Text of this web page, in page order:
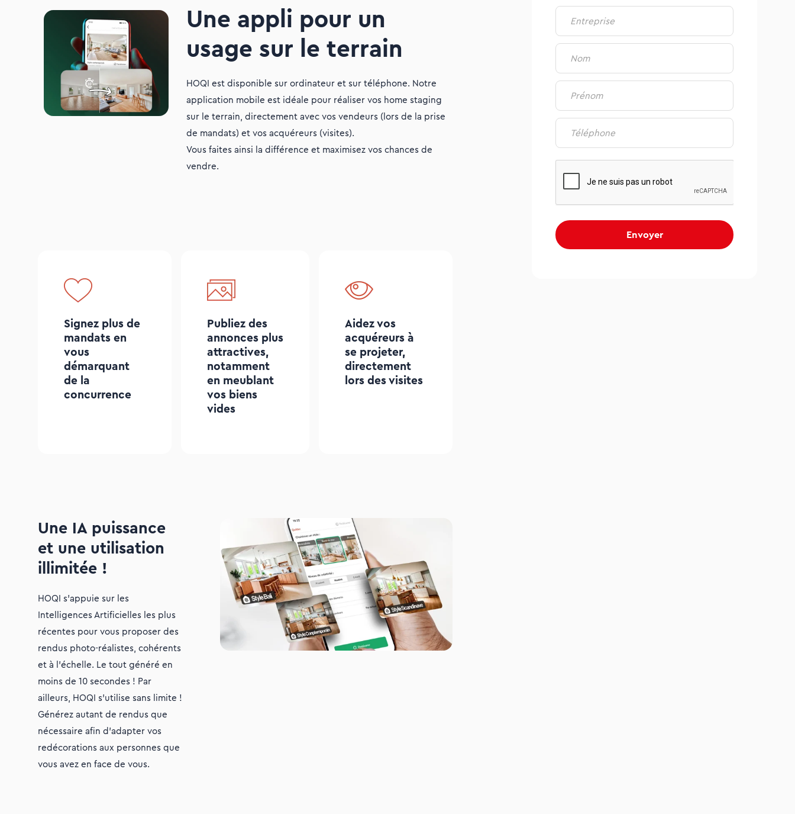
Une appli pour un
usage sur le terrain
HOQI est disponible sur ordinateur et sur téléphone. Notre
application mobile est idéale pour réaliser vos home staging
sur le terrain, directement avec vos vendeurs (lors de la prise
de mandats) et vos acquéreurs (visites).
Vous faites ainsi la différence et maximisez vos chances de
vendre.
Signez plus de
mandats en
vous
démarquant
de la
concurrence
Publiez des
annonces plus
attractives,
notamment
en meublant
vos biens
vides
Aidez vos
acquéreurs à
se projeter,
directement
lors des visites
Une IA puissance
et une utilisation
illimitée !
HOQI s’appuie sur les
Intelligences Artificielles les plus
récentes pour vous proposer des
rendus photo-réalistes, cohérents
et à l’échelle. Le tout généré en
moins de 10 secondes ! Par
ailleurs, HOQI s’utilise sans limite !
Générez autant de rendus que
nécessaire afin d’adapter vos
redécorations aux personnes que
vous avez en face de vous.